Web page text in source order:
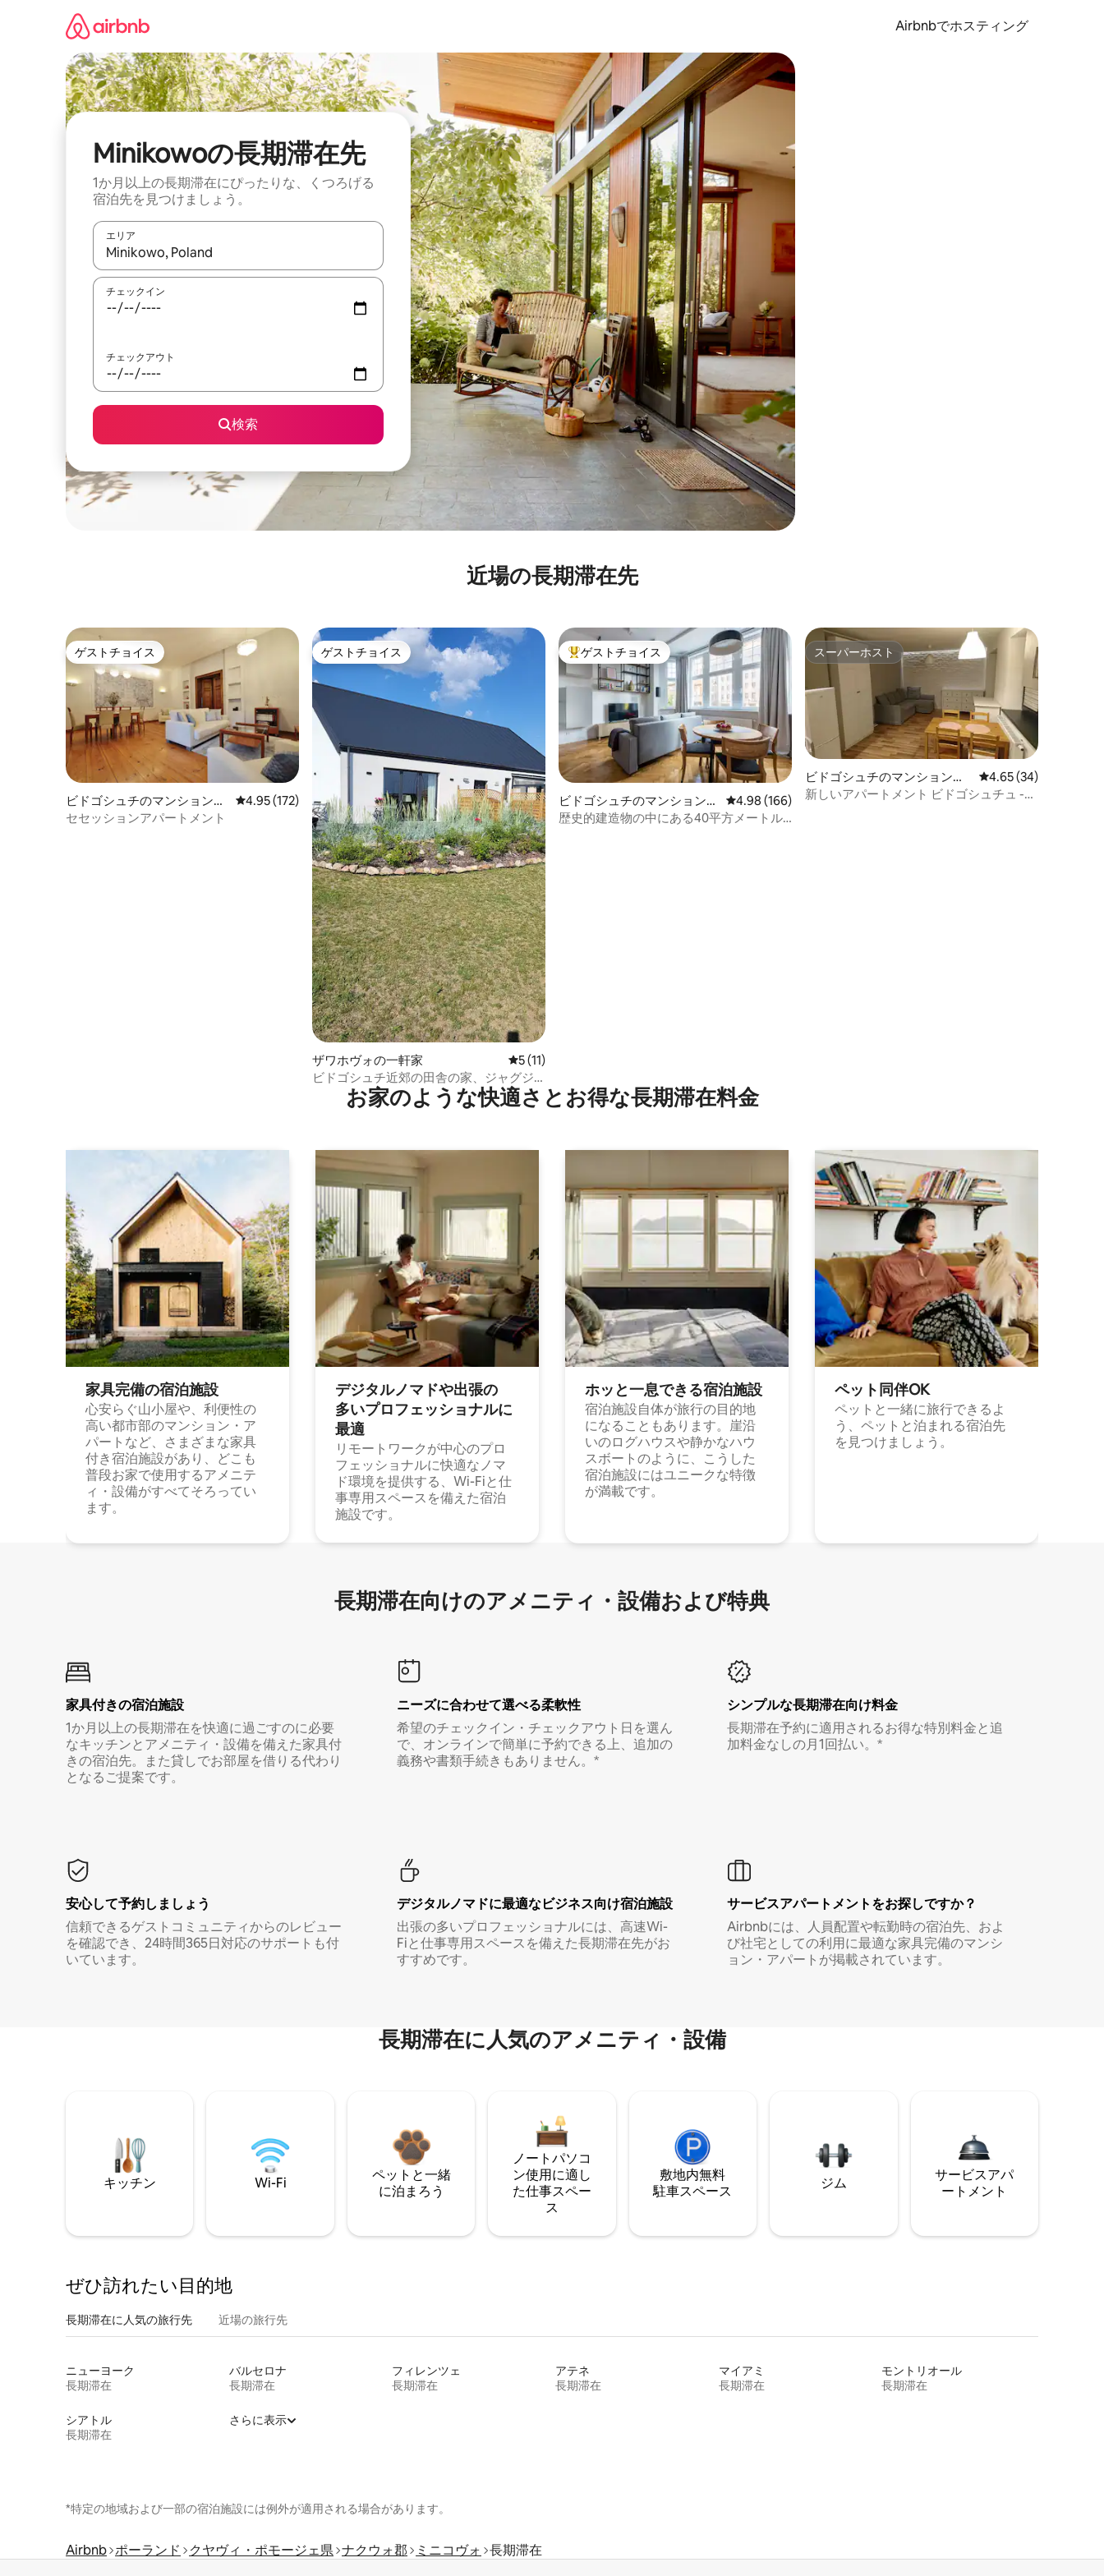
Airbnbでホスティング
Minikowoの長期滞在先
1か月以上の長期滞在にぴったりな、くつろげる
宿泊先を見つけましょう。
エリア
検索結果が表示されたら、上下の矢印キーを使って移動するか、画面をタッチまたはスワイプして検索結果を確認することができます。
チェックイン
チェックアウト
検索
近場の長期滞在先
ゲストチョイス
ゲストチョイス
ビドゴシュチのマンション・
アパート
レビュー172件、5つ星中4.95つ星の平均評価
4.95 (172)
セセッションアパートメント
ゲストチョイス
ゲストチョイス
ザワホヴォの一軒家 レビュー11件、5つ星中5つ星の平均評価
5 (11)
ビドゴシュチ近郊の田舎の家、ジャグジ
ー、サウナ
大好評のゲストチョイスです。
ゲストチョイス
ビドゴシュチのマンション・
アパート
レビュー166件、5つ星中4.98つ星の平均評価
4.98 (166)
歴史的建造物の中にある40平方メートル
スーパーホスト
スーパーホスト
ビドゴシュチのマンション・
アパート
レビュー34件、5つ星
4.65 (34)
新しいアパートメント ビドゴシュチュ -
お家のような快⁠適⁠さ⁠とお⁠得⁠な長⁠期⁠滞⁠在料⁠金
家具完備の宿⁠泊⁠施⁠設
心安らぐ山小屋や、利便性の
高い都市部のマンション・ア
パートなど、さまざまな家具
付き宿泊施設があり、どこも
普段お家で使用するアメニテ
ィ・設備がすべてそろってい
ます。
デジタルノマドや出⁠張⁠の
多⁠いプ⁠ロ⁠フ⁠ェ⁠ッ⁠シ⁠ョ⁠ナ⁠ル⁠に
最⁠適
リモートワークが中心のプロ
フェッショナルに快適なノマ
ド環境を提供する、Wi-Fiと仕
事専用スペースを備えた宿泊
施設です。
ホッと一⁠息⁠で⁠き⁠る宿⁠泊施⁠設
宿泊施設自体が旅行の目的地
になることもあります。崖沿
いのログハウスや静かなハウ
スボートのように、こうした
宿泊施設にはユニークな特徴
が満載です。
ペット同⁠伴OK
ペットと一緒に旅行できるよ
う、ペットと泊まれる宿泊先
を見つけましょう。
長期滞在向け⁠のア⁠メ⁠ニ⁠テ⁠ィ⁠・設⁠備⁠および特⁠典
家具付き⁠の宿⁠泊⁠施⁠設
1か月以上の長期滞在を快適に過ごすのに必要
なキッチンとアメニティ・設備を備えた家具付
きの宿泊先。また貸しでお部屋を借りる代わり
となるご提案です。
ニーズに合わせて選べる柔軟性
希望のチェックイン・チェックアウト日を選ん
で、オンラインで簡単に予約できる上、追加の
義務や書類手続きもありません。*
シンプルな長期滞在向け料金
長期滞在予約に適用されるお得な特別料金と追
加料金なしの月1回払い。*
安心して予約しましょう
信頼できるゲストコミュニティからのレビュー
を確認でき、24時間365日対応のサポートも付
いています。
デジタルノマド⁠に最⁠適⁠なビ⁠ジ⁠ネ⁠ス⁠向⁠け宿⁠泊⁠施⁠設
出張の多いプロフェッショナルには、高速Wi-
Fiと仕事専用スペースを備えた長期滞在先がお
すすめです。
サービスアパートメントをお探しですか？
Airbnbには、人員配置や転勤時の宿泊先、およ
び社宅としての利用に最適な家具完備のマンシ
ョン・アパートが掲載されています。
長期滞在に人気のアメニティ・設備
キッチン Wi-Fi
ペットと一緒
に泊まろう
ノートパソコ
ン使用に適し
た仕事スペー
ス
敷地内無料
駐⁠車ス⁠ペ⁠ー⁠ス
ジム
サービスアパ
ートメント
ぜひ訪⁠れ⁠た⁠い目⁠的⁠地
長期滞在に人気の旅行先 近場の旅行先
ニューヨーク
長期滞在
バルセロナ
長期滞在
フィレンツェ
長期滞在
アテネ
長期滞在
マイアミ
長期滞在
モントリオール
長期滞在
シアトル
長期滞在
さらに表示
*特定の地域および一部の宿泊施設には例外が適用される場合があります。
Airbnb ポーランド クヤヴィ・ポモージェ県 ナクウォ郡 ミニコヴォ 長期滞在